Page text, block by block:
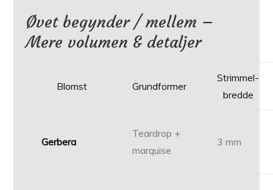
Øvet begynder / mellem –
Mere volumen & detaljer
Blomst Grundformer
Strimmel­
bredde
Gerbera
Teardrop +
marquise
3 mm